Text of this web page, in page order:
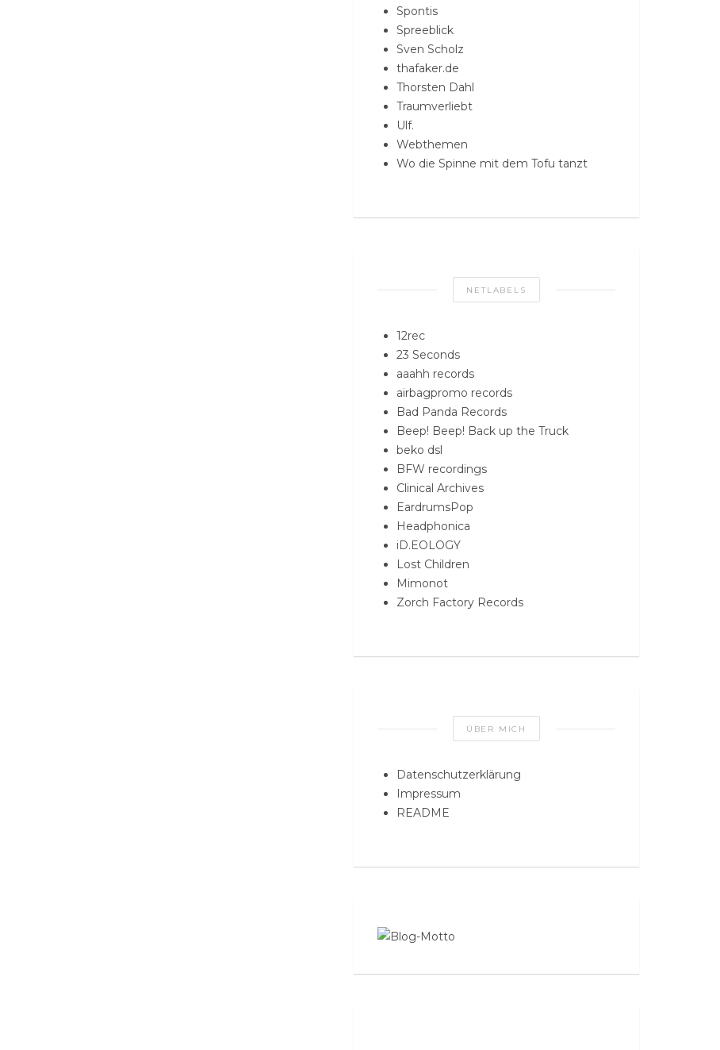
Spontis
Spreeblick
Sven Scholz
thafaker.de
Thorsten Dahl
Traumverliebt
Ulf.
Webthemen
Wo die Spinne mit dem Tofu tanzt
NETLABELS
12rec
23 Seconds
aaahh records
airbagpromo records
Bad Panda Records
Beep! Beep! Back up the Truck
beko dsl
BFW recordings
Clinical Archives
EardrumsPop
Headphonica
iD.EOLOGY
Lost Children
Mimonot
Zorch Factory Records
ÜBER MICH
Datenschutzerklärung
Impressum
README